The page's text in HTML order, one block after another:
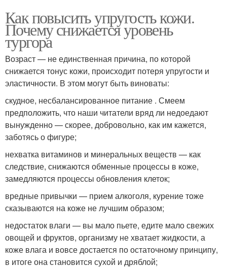
Как повысить упругость кожи.
Почему снижается уровень
тургора
Возраст — не единственная причина, по которой
снижается тонус кожи, происходит потеря упругости и
эластичности. В этом могут быть виноваты:
скудное, несбалансированное питание . Смеем
предположить, что наши читатели вряд ли недоедают
вынужденно — скорее, добровольно, как им кажется,
заботясь о фигуре;
нехватка витаминов и минеральных веществ — как
следствие, снижаются обменные процессы в коже,
замедляются процессы обновления клеток;
вредные привычки — прием алкоголя, курение тоже
сказываются на коже не лучшим образом;
недостаток влаги — вы мало пьете, едите мало свежих
овощей и фруктов, организму не хватает жидкости, а
коже влага и вовсе достается по остаточному принципу,
в итоге она становится сухой и дряблой;